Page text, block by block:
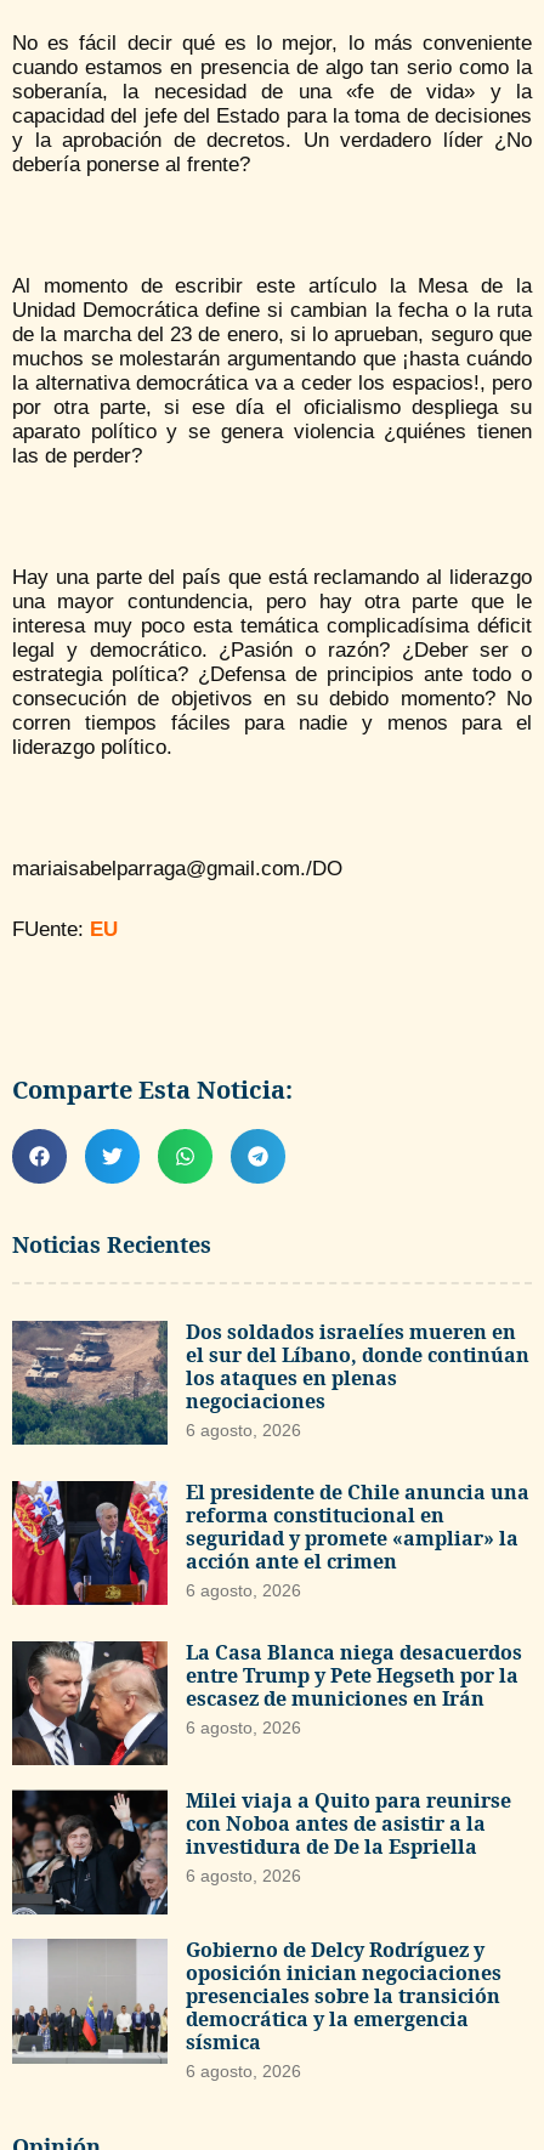
Noticias Recientes
Dos soldados israelíes mueren en
el sur del Líbano, donde continúan
los ataques en plenas
negociaciones
6 agosto, 2026
El presidente de Chile anuncia una
reforma constitucional en
seguridad y promete «ampliar» la
acción ante el crimen
6 agosto, 2026
La Casa Blanca niega desacuerdos
entre Trump y Pete Hegseth por la
escasez de municiones en Irán
6 agosto, 2026
Milei viaja a Quito para reunirse
con Noboa antes de asistir a la
investidura de De la Espriella
6 agosto, 2026
Gobierno de Delcy Rodríguez y
oposición inician negociaciones
presenciales sobre la transición
democrática y la emergencia
sísmica
6 agosto, 2026
No es fácil decir qué es lo mejor, lo más conveniente
cuando estamos en presencia de algo tan serio como la
soberanía, la necesidad de una «fe de vida» y la
capacidad del jefe del Estado para la toma de decisiones
y la aprobación de decretos. Un verdadero líder ¿No
debería ponerse al frente?
Al momento de escribir este artículo la Mesa de la
Unidad Democrática define si cambian la fecha o la ruta
de la marcha del 23 de enero, si lo aprueban, seguro que
muchos se molestarán argumentando que ¡hasta cuándo
la alternativa democrática va a ceder los espacios!, pero
por otra parte, si ese día el oficialismo despliega su
aparato político y se genera violencia ¿quiénes tienen
las de perder?
Hay una parte del país que está reclamando al liderazgo
una mayor contundencia, pero hay otra parte que le
interesa muy poco esta temática complicadísima déficit
legal y democrático. ¿Pasión o razón? ¿Deber ser o
estrategia política? ¿Defensa de principios ante todo o
consecución de objetivos en su debido momento? No
corren tiempos fáciles para nadie y menos para el
liderazgo político.
mariaisabelparraga@gmail.com./DO
FUente: EU
Comparte Esta Noticia: